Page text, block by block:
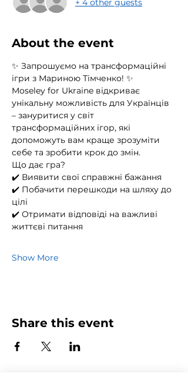
About the event
✨ Запрошуємо на трансформаційні
ігри з Мариною Тімченко! ✨
Moseley for Ukraine відкриває
унікальну можливість для Українців
– зануритися у світ
трансформаційних ігор, які
допоможуть вам краще зрозуміти
себе та зробити крок до змін.
Що дає гра?
✔️ Виявити свої справжні бажання
✔️ Побачити перешкоди на шляху до
цілі
✔️ Отримати відповіді на важливі
життєві питання
Show More
Share this event